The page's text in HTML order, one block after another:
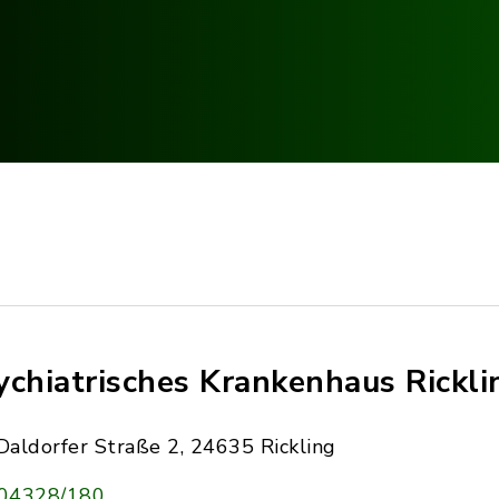
Krankenhaus
Straße 2, 24635 Rickling